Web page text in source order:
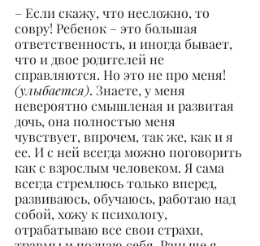
– Если скажу, что несложно, то
совру! Ребенок – это большая
ответственность, и иногда бывает,
что и двое родителей не
справляются. Но это не про меня!
(улыбается). Знаете, у меня
невероятно смышленая и развитая
дочь, она полностью меня
чувствует, впрочем, так же, как и я
ее. И с ней всегда можно поговорить
как с взрослым человеком. Я сама
всегда стремлюсь только вперед,
развиваюсь, обучаюсь, работаю над
собой, хожу к психологу,
отрабатываю все свои страхи,